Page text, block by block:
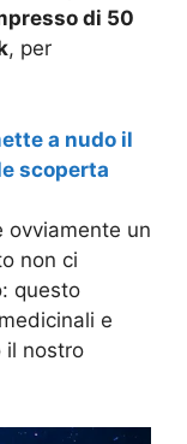
di 50
, per
a nudo il
scoperta
ovviamente un
non ci
questo
e
il nostro